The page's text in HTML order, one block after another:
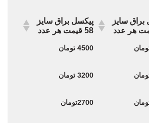
سایز
پیکسل براق سایز
58 قیمت هر عدد
سایز
پیکسل براق سایز
4500 تومان
3200 تومان
2700تومان